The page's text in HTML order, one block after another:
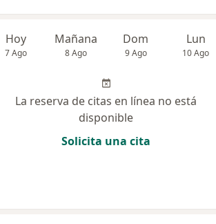
Hoy
7 Ago
Mañana
8 Ago
Dom
9 Ago
Lun
10 Ago
La reserva de citas en línea no está
disponible
Solicita una cita